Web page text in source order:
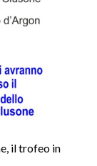
il trofeo in